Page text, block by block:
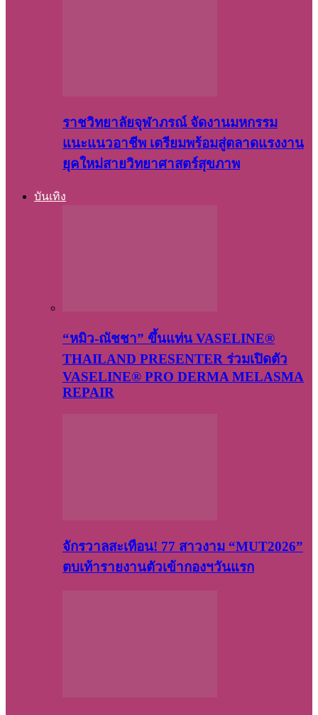
ราชวิทยาลัยจุฬาภรณ์ จัดงานมหกรรม
แนะแนวอาชีพ เตรียมพร้อมสู่ตลาดแรงงาน
ยุคใหม่สายวิทยาศาสตร์สุขภาพ
บันเทิง
“หมิว-ณัชชา” ขึ้นแท่น VASELINE®
THAILAND PRESENTER ร่วมเปิดตัว
VASELINE® PRO DERMA MELASMA
REPAIR
จักรวาลสะเทือน! 77 สาวงาม “MUT2026”
ตบเท้ารายงานตัวเข้ากองฯวันแรก